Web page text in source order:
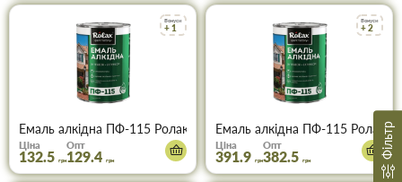
Бонуси
+ 1
Емаль алкідна ПФ-115 Ролакс коричнева 0,9 кг
Ціна
132.5 грн
Опт
129.4 грн
Бонуси
+ 2
Емаль алкідна ПФ-115 Ролакс
Ціна
391.9 грн
Опт
382.5 грн
Фільтр